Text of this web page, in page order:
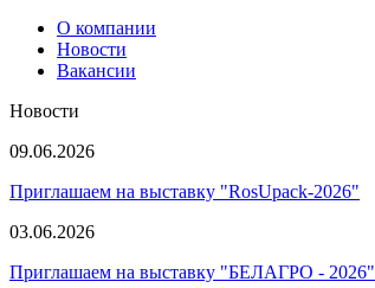
О компании
Новости
Вакансии
Новости
09.06.2026
Приглашаем на выставку "RosUpack-2026"
03.06.2026
Приглашаем на выставку "БЕЛАГРО - 2026"